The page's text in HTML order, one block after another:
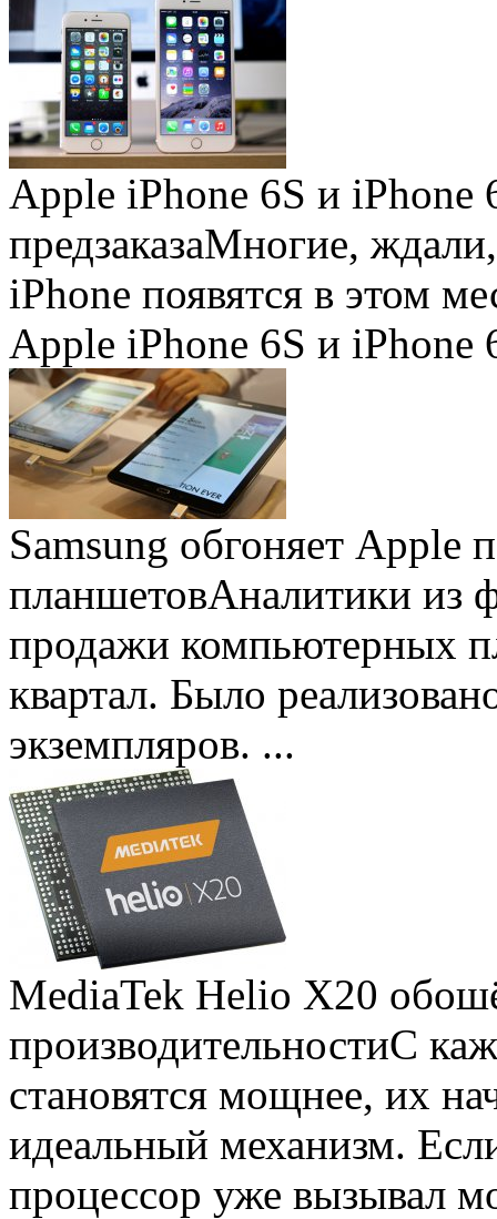
Apple iPhone 6S и iPhone
предзаказаМногие, ждали,
iPhone появятся в этом
Apple iPhone 6S и iPhone
Samsung обгоняет Apple
планшетовАналитики из
продажи компьютерных
квартал. Было
экземпляров. ...
MediaTek Helio X20
производительностиС
становятся мощнее, их
идеальный механизм.
процессор уже вызывал